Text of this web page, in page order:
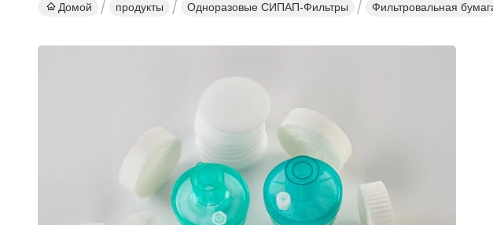
Домой продукты Одноразовые СИПАП-Фильтры Фильтровальная